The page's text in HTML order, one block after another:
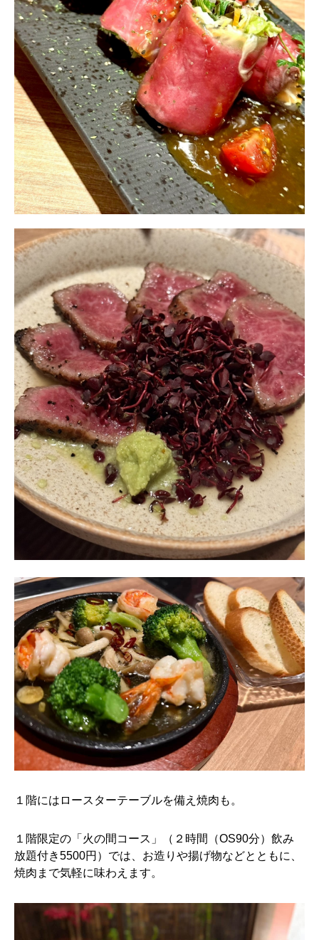
１階にはロースターテーブルを備え焼肉も。
１階限定の「火の間コース」（２時間（OS90分）飲み
放題付き5500円）では、お造りや揚げ物などとともに、
焼肉まで気軽に味わえます。